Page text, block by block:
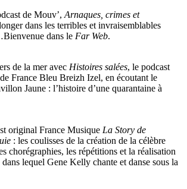
de Mouv’, Arnaques, crimes et
dans les terribles et invraisemblables
dans le Far Web.
de la mer avec Histoires salées, le podcast
France Bleu Breizh Izel, en écoutant le
Jaune : l’histoire d’une quarantaine à
original France Musique La Story de
: les coulisses de la création de la célèbre
chorégraphies, les répétitions et la réalisation
lequel Gene Kelly chante et danse sous la